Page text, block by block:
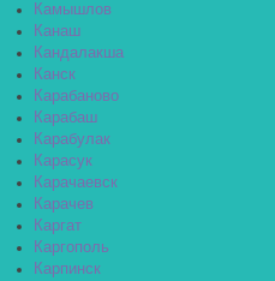
Камышлов
Канаш
Кандалакша
Канск
Карабаново
Карабаш
Карабулак
Карасук
Карачаевск
Карачев
Каргат
Каргополь
Карпинск